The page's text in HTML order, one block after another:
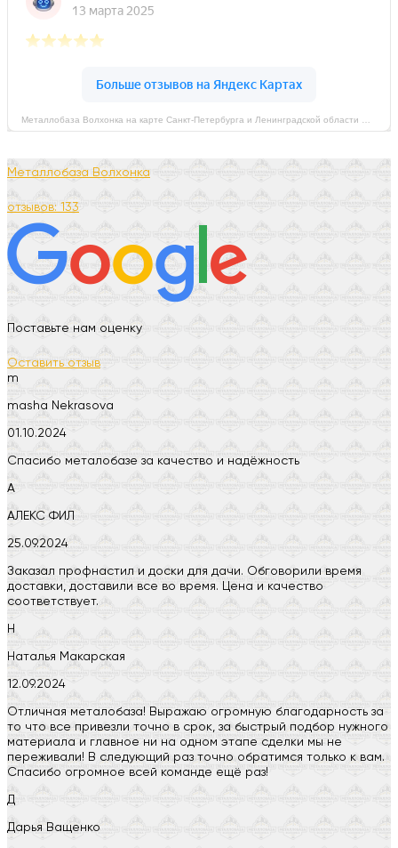
Металлобаза Волхонка
отзывов: 133
Поставьте нам оценку
Оставить отзыв
m
masha Nekrasova
01.10.2024
Спасибо металобазе за качество и надёжность
А
АЛЕКС ФИЛ
25.09.2024
Заказал профнастил и доски для дачи. Обговорили время
доставки, доставили все во время. Цена и качество
соответствует.
Н
Наталья Макарская
12.09.2024
Отличная металобаза! Выражаю огромную благодарность за
то что все привезли точно в срок, за быстрый подбор нужного
материала и главное ни на одном этапе сделки мы не
переживали! В следующий раз точно обратимся только к вам.
Спасибо огромное всей команде ещё раз!
Д
Дарья Ващенко